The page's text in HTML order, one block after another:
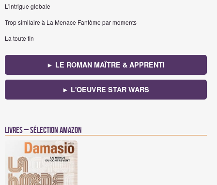
L'intrigue globale
Trop similaire à La Menace Fantôme par moments
La toute fin
► LE ROMAN MAÎTRE & APPRENTI
► L'OEUVRE STAR WARS
Livres – Sélection Amazon